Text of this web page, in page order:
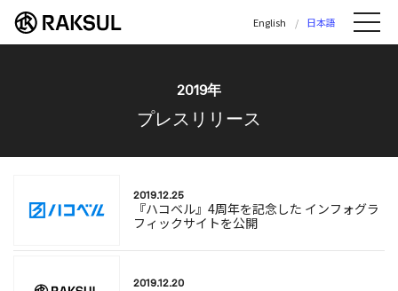
ラクスル株式会社 | ラクスル株式会社の公
English 日本語
2019年
プレスリリース
2019.12.25
『ハコベル』4周年を記念した インフォグラ
フィックサイトを公開
2019.12.20